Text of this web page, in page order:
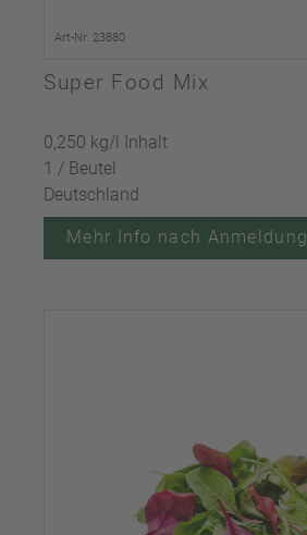
Art-Nr. 23880
Super Food Mix
0,250 kg/l Inhalt
1 / Beutel
Deutschland
Mehr Info nach Anmeldung